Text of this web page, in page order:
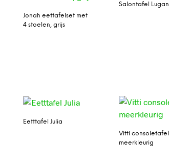
Jonah eettafelset met
4 stoelen, grijs
Salontafel
Eetttafel Julia
Vitti consoletafel,
meerkleurig